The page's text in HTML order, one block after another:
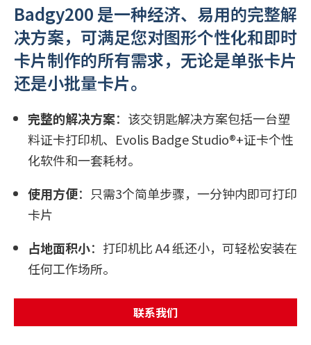
PORTUGUÊS(葡萄牙语（巴西）)
हिन्दी(印地语)
Badgy200 是一种经济、易用的完整解
决方案，可满足您对图形个性化和即时
卡片制作的所有需求，无论是单张卡片
还是小批量卡片。
完整的解决方案：该交钥匙解决方案包括一台塑
料证卡打印机、Evolis Badge Studio®+证卡个性
化软件和一套耗材。
使用方便：只需3个简单步骤，一分钟内即可打印
卡片
占地面积小：打印机比 A4 纸还小，可轻松安装在
任何工作场所。
联系我们